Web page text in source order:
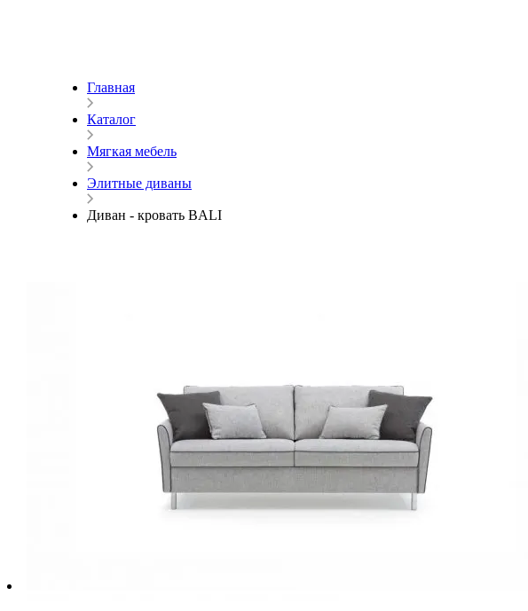
Главная
Каталог
Мягкая мебель
Элитные диваны
Диван - кровать BALI